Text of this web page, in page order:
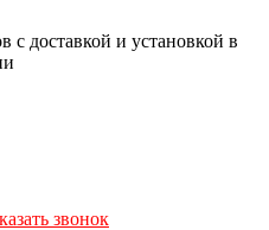
с доставкой и установкой в
звонок